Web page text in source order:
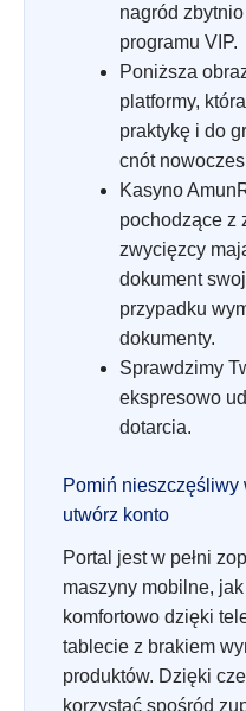
nagród
programu VIP.
Poniższa
platformy,
praktykę i do
cnót
Kasyno
pochodzące z
zwycięzcy
dokument
przypadku
dokumenty.
Sprawdzimy
ekspresowo
dotarcia.
Pomiń
utwórz konto
Portal jest w pełni
maszyny mobilne,
komfortowo dzięki
tablecie z brakiem
produktów. Dzięki
korzystać spośród